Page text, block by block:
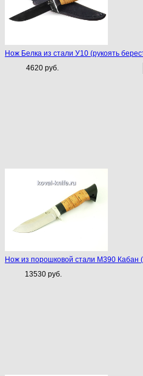
Нож Белка из стали У10 (рукоять
4620 руб.
Нож из порошковой стали М390 Кабан
13530 руб.